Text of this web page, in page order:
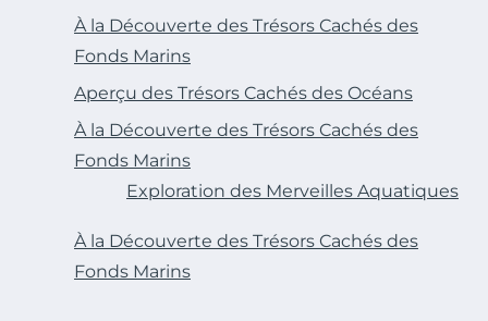
À la Découverte des Trésors Cachés des
Fonds Marins
Aperçu des Trésors Cachés des Océans
À la Découverte des Trésors Cachés des
Fonds Marins
Exploration des Merveilles Aquatiques
À la Découverte des Trésors Cachés des
Fonds Marins